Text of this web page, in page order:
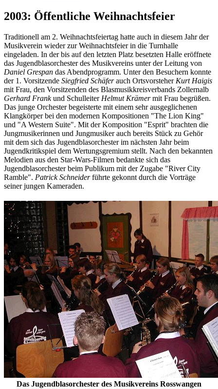
2003: Öffentliche Weihnachtsfeier
Traditionell am 2. Weihnachtsfeiertag hatte auch in diesem Jahr der
Musikverein wieder zur Weihnachtsfeier in die Turnhalle
eingeladen. In der bis auf den letzten Platz besetzten Halle eröffnete
das Jugendblasorchester des Musikvereins unter der Leitung von
Daniel Grespan das Abendprogramm. Unter den Besuchern konnte
der 1. Vorsitzende Siegfried Schäferauch Ortsvorsteher Kurt Haigis
mit Frau, den Vorsitzenden des Blasmusikkreisverbands Zollernalb
Gerhard Frankund Schulleiter Helmut Krämermit Frau begrüßen.
Das junge Orchester begeisterte mit einem sehr ausgeglichenen
Klangkörper bei den modernen Kompositionen "The Lion King"
und "A Western Suite". Mit der Komposition "Esprit" brachten die
Jungmusikerinnen und Jungmusiker auch bereits Stück zu Gehör
mit dem sich das Jugendblasorchester im nächsten Jahr beim
Jugendkritikspiel dem Wertungsgremium stellt. Nach den bekannten
Melodien aus den Star-Wars-Filmen bedankte sich das
Jugendblasorchester beim Publikum mit der Zugabe "River City
Ramble". Patrick Schneiderführte gekonnt durch die Vorträge
seiner jungen Kameraden.
Das Jugendblasorchester des Musikvereins Rosswangen